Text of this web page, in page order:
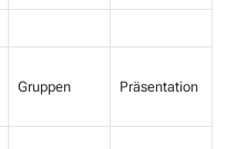
Gruppen Präsentation